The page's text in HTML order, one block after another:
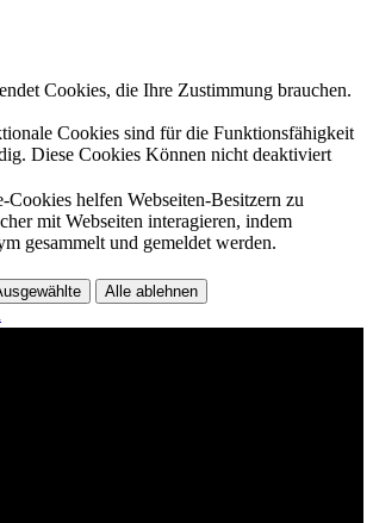
Cookies, die Ihre Zustimmung brauchen.
Cookies sind für die Funktionsfähigkeit
Diese Cookies Können nicht deaktiviert
Cookies helfen Webseiten-Besitzern zu
mit Webseiten interagieren, indem
gesammelt und gemeldet werden.
Alle ablehnen